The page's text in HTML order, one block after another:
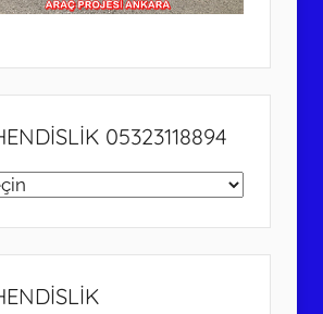
05323118894